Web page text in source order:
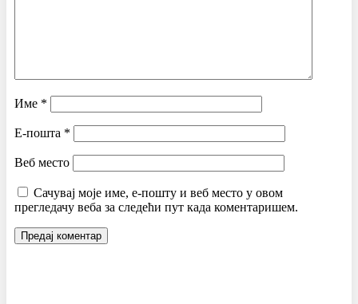
Име *
Е-пошта *
Веб место
Сачувај моје име, е-пошту и веб место у овом
прегледачу веба за следећи пут када коментаришем.